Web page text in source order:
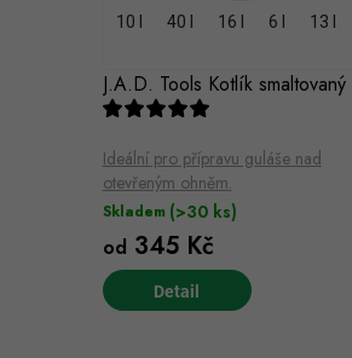
J.A.D. Tools Kotlík smaltovaný
10 l 40 l 16 l 6 l 13 l
Ideální pro přípravu guláše nad
otevřeným ohněm.
Skladem (>30 ks)
od 345 Kč